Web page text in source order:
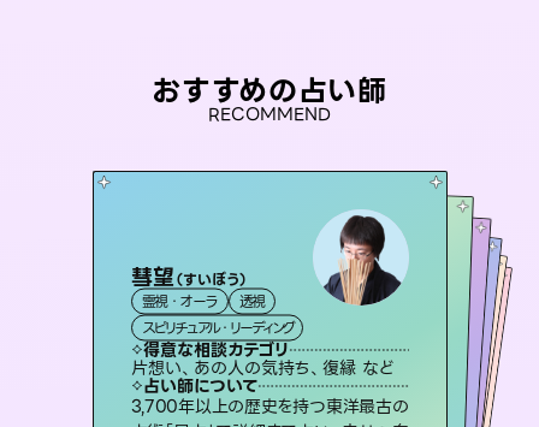
おすすめの占い師
RECOMMEND
彗望（すいぼう）
霊視・オーラ
透視
スピリチュアル・リーディング
得意な相談カテゴリ
片想い、あの人の気持ち、復縁 など
占い師について
3,700年以上の歴史を持つ東洋最古の
セラピスト理恵
霊視・オーラ タロット
スピリチュアル・リーディング
得意な相談カテゴリ
片想い、二人の未来、年の差 など
占い師について
連絡再開、復縁、成就などの報告実績
多数。セラピストとして2万超の施術経
験があるからこそできる鑑定で、より良
アイリス -iris-
西洋占星術 タロット
ルーン
得意な相談カテゴリ
恋愛総合、片想い、二人の未来 など
占い師について
復縁、恋愛、不倫の行方、同性愛や片
思い、仕事関係や借金問題まで知りた
いことや心の負担になっていることを
未来視師＊花
霊視・オーラ
スピリチュアル・リーディング
得意な相談カテゴリ
出逢い、片想い、復縁 など
占い師について
おう 霊感オラクル
霊視・オーラ
オラクルカード
得意な相談カテゴリ
恋愛総合、あの人の気持ち など
占い師について
霊視×オラクルカードを使って「今」と
「未来」そして「気になるあの人の気持
ち」まで丁寧に読み解き、恋や人生のヒ
桃源珠羽
霊視・オーラ タロット
スピリチュアル・リーディング
得意な相談カテゴリ
片想い、あの人の気持ち、復縁 など
占い師について